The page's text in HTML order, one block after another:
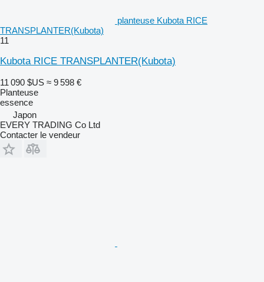
planteuse Kubota RICE
TRANSPLANTER(Kubota)
11
Kubota RICE TRANSPLANTER(Kubota)
11 090 $US ≈ 9 598 €
Planteuse
essence
Japon
EVERY TRADING Co Ltd
Contacter le vendeur